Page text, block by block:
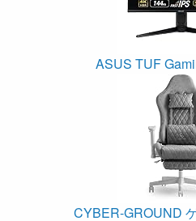
ASUS TUF
CYBER-GROUND